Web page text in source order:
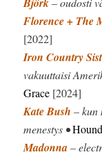
Björk
Florence + The
[2022]
Iron Country
vakuuttaisi
Grace [2024]
Kate Bush – kun
menestys •
Madonna–